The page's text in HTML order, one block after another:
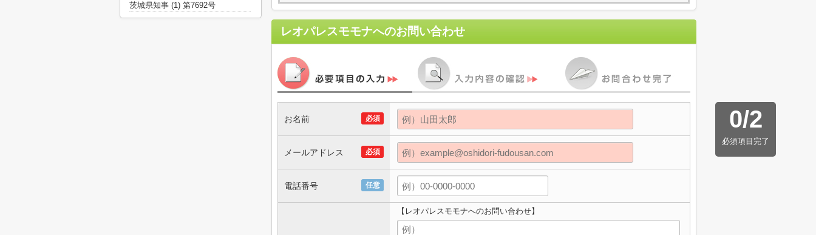
レオパレスモモナへのお問い合わせ
0/2
必須項目完了
必須
お名前
必須
メールアドレス
任意
電話番号
【レオパレスモモナへのお問い合わせ】
茨城県知事 (1) 第7692号